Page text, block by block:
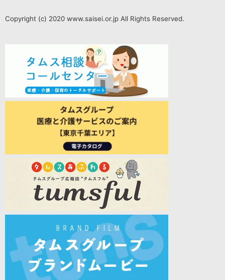
Copyright (c) 2020 www.saisei.or.jp All Rights Reserved.